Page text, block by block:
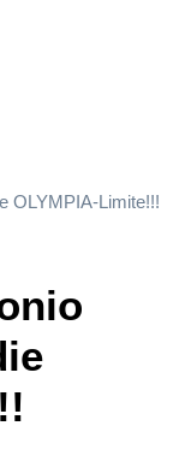
OLYMPIA-Limite!!!